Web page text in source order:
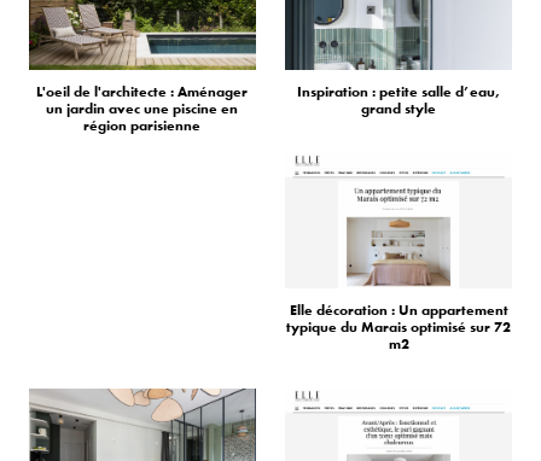
L'oeil de l'architecte : Aménager
un jardin avec une piscine en
région parisienne
Inspiration : petite salle d’eau,
grand style
Elle décoration : Un appartement
typique du Marais optimisé sur 72
m2